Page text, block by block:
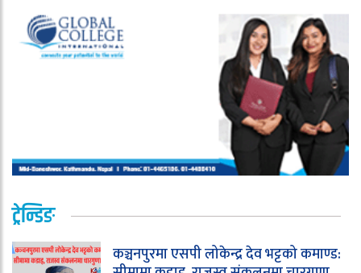
ट्रेन्डिङ
कञ्चनपुरमा एसपी लोकेन्द्र देव भट्टको कमाण्ड: